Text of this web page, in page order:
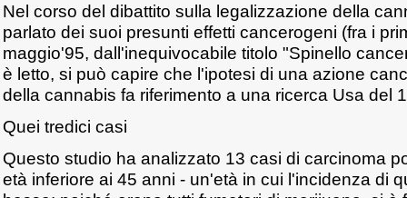
Nel corso del dibattito sulla legalizzazione della
parlato dei suoi presunti effetti cancerogeni (fra i
maggio'95, dall'inequivocabile titolo "Spinello
è letto, si può capire che l'ipotesi di una azione
della cannabis fa riferimento a una ricerca Usa del
Quei tredici casi
Questo studio ha analizzato 13 casi di carcinoma
età inferiore ai 45 anni - un'età in cui l'incidenza di